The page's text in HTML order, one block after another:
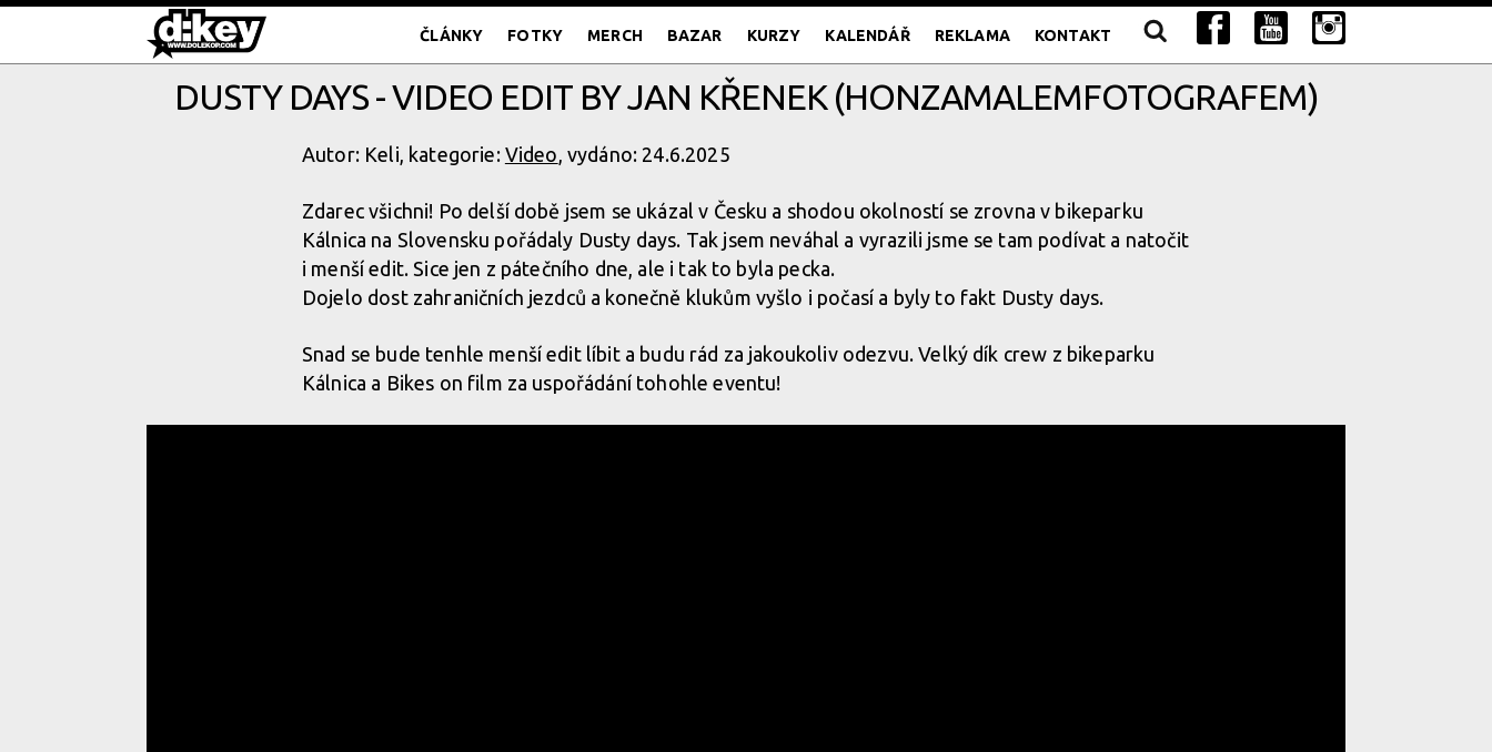
ČLÁNKY FOTKY MERCH BAZAR KURZY KALENDÁŘ REKLAMA KONTAKT
DUSTY DAYS - VIDEO EDIT BY JAN KŘENEK (HONZAMALEMFOTOGRAFEM)
Autor: Keli, kategorie: Video, vydáno: 24.6.2025
Zdarec všichni! Po delší době jsem se ukázal v Česku a shodou okolností se zrovna v bikeparku
Kálnica na Slovensku pořádaly Dusty days. Tak jsem neváhal a vyrazili jsme se tam podívat a natočit
i menší edit. Sice jen z pátečního dne, ale i tak to byla pecka.
Dojelo dost zahraničních jezdců a konečně klukům vyšlo i počasí a byly to fakt Dusty days.
Snad se bude tenhle menší edit líbit a budu rád za jakoukoliv odezvu. Velký dík crew z bikeparku
Kálnica a Bikes on film za uspořádání tohohle eventu!